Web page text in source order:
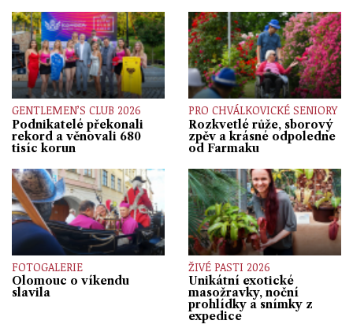
GENTLEMEN’S CLUB 2026
Podnikatelé překonali
rekord a věnovali 680
tisíc korun
PRO CHVÁLKOVICKÉ SENIORY
Rozkvetlé růže, sborový
zpěv a krásné odpoledne
od Farmaku
FOTOGALERIE
Olomouc o víkendu
slavila
ŽIVÉ PASTI 2026
Unikátní exotické
masožravky, noční
prohlídky a snímky z
expedice